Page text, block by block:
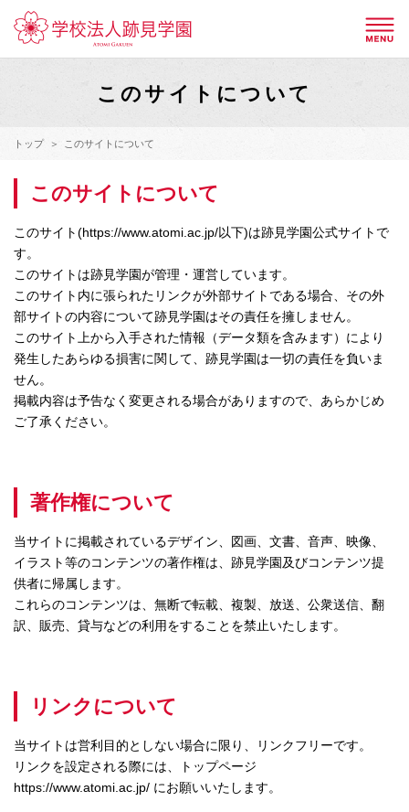
このサイトについて
トップ このサイトについて
このサイトについて
このサイト(https://www.atomi.ac.jp/以下)は跡見学園公式サイトで
す。
このサイトは跡見学園が管理・運営しています。
このサイト内に張られたリンクが外部サイトである場合、その外
部サイトの内容について跡見学園はその責任を擁しません。
このサイト上から入手された情報（データ類を含みます）により
発生したあらゆる損害に関して、跡見学園は一切の責任を負いま
せん。
掲載内容は予告なく変更される場合がありますので、あらかじめ
ご了承ください。
著作権について
当サイトに掲載されているデザイン、図画、文書、音声、映像、
イラスト等のコンテンツの著作権は、跡見学園及びコンテンツ提
供者に帰属します。
これらのコンテンツは、無断で転載、複製、放送、公衆送信、翻
訳、販売、貸与などの利用をすることを禁止いたします。
リンクについて
当サイトは営利目的としない場合に限り、リンクフリーです。
リンクを設定される際には、トップページ
https://www.atomi.ac.jp/ にお願いいたします。